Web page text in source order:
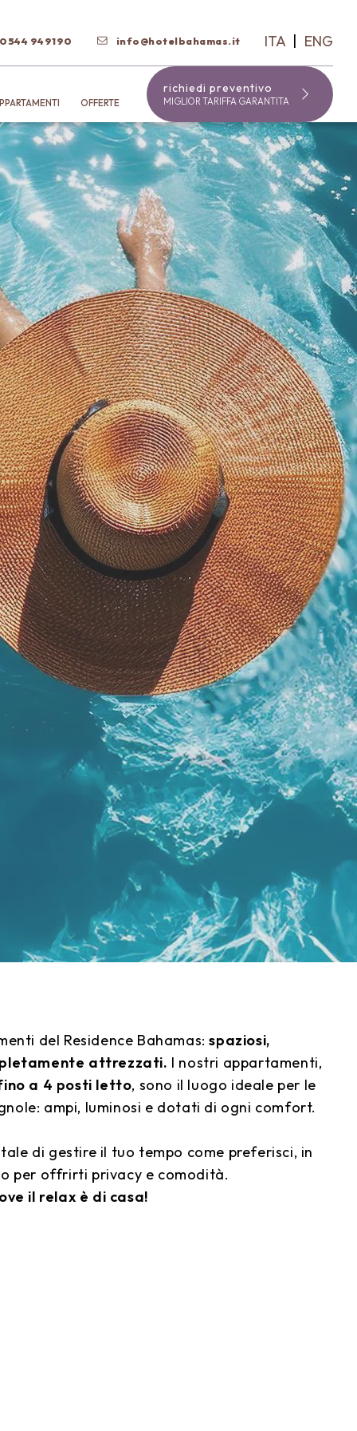
949190 info@hotelbahamas.it ITA ENG
OFFERTE
richiedi preventivo
MIGLIOR TARIFFA GARANTITA
del Residence Bahamas:spaziosi,
attrezzati. I nostri appartamenti,
a 4 posti letto, sono il luogo ideale per le
ampi, luminosi e dotati di ogni comfort.
di gestire il tuo tempo come preferisci, in
per offrirti privacy e comodità.
il relax è di casa!
CHIUDI
BAMBINI
Invia Richiesta